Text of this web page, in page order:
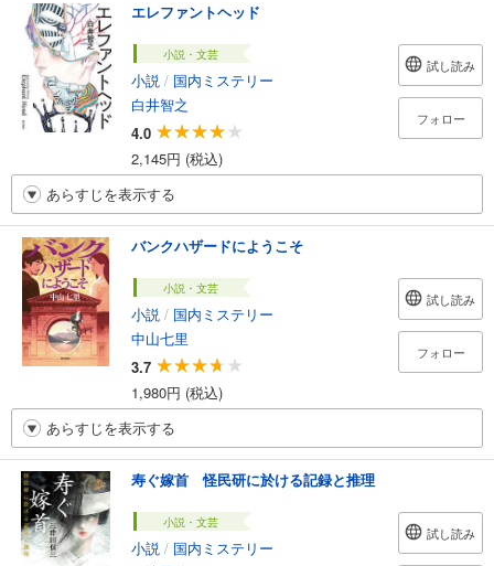
エレファントヘッド
小説・文芸
小説 / 国内ミステリー
白井智之
4.0
2,145円 (税込)
試し読み
フォロー
あらすじを表示する
バンクハザードにようこそ
小説・文芸
小説 / 国内ミステリー
中山七里
3.7
1,980円 (税込)
試し読み
フォロー
あらすじを表示する
寿ぐ嫁首 怪民研に於ける記録と推理
小説・文芸
小説 / 国内ミステリー
試し読み